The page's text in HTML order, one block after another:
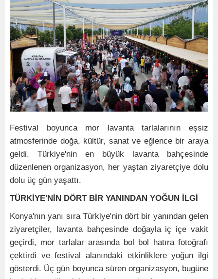
Festival boyunca mor lavanta tarlalarının eşsiz
atmosferinde doğa, kültür, sanat ve eğlence bir araya
geldi. Türkiye'nin en büyük lavanta bahçesinde
düzenlenen organizasyon, her yaştan ziyaretçiye dolu
dolu üç gün yaşattı.
TÜRKİYE'NİN DÖRT BİR YANINDAN YOĞUN İLGİ
Konya'nın yanı sıra Türkiye'nin dört bir yanından gelen
ziyaretçiler, lavanta bahçesinde doğayla iç içe vakit
geçirdi, mor tarlalar arasında bol bol hatıra fotoğrafı
çektirdi ve festival alanındaki etkinliklere yoğun ilgi
gösterdi. Üç gün boyunca süren organizasyon, bugüne